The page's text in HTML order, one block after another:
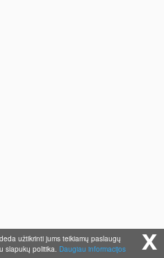
x
užtikrinti jums teikiamų paslaugų
slapukų politika. Daugiau informacijos